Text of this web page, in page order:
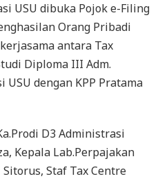
USU dibuka Pojok e-Filing
Orang Pribadi
antara Tax
Diploma III Adm.
USU dengan KPP Pratama
D3 Administrasi
Kepala Lab.Perpajakan
Staf Tax Centre